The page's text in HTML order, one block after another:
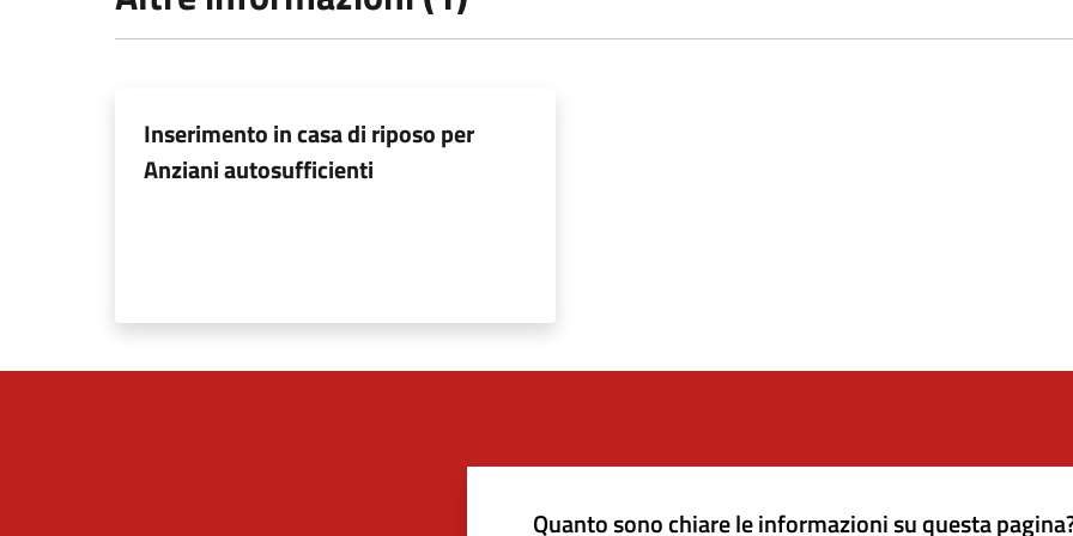
Inserimento in casa di riposo per
Anziani autosufficienti
Quanto sono chiare le informazioni su questa